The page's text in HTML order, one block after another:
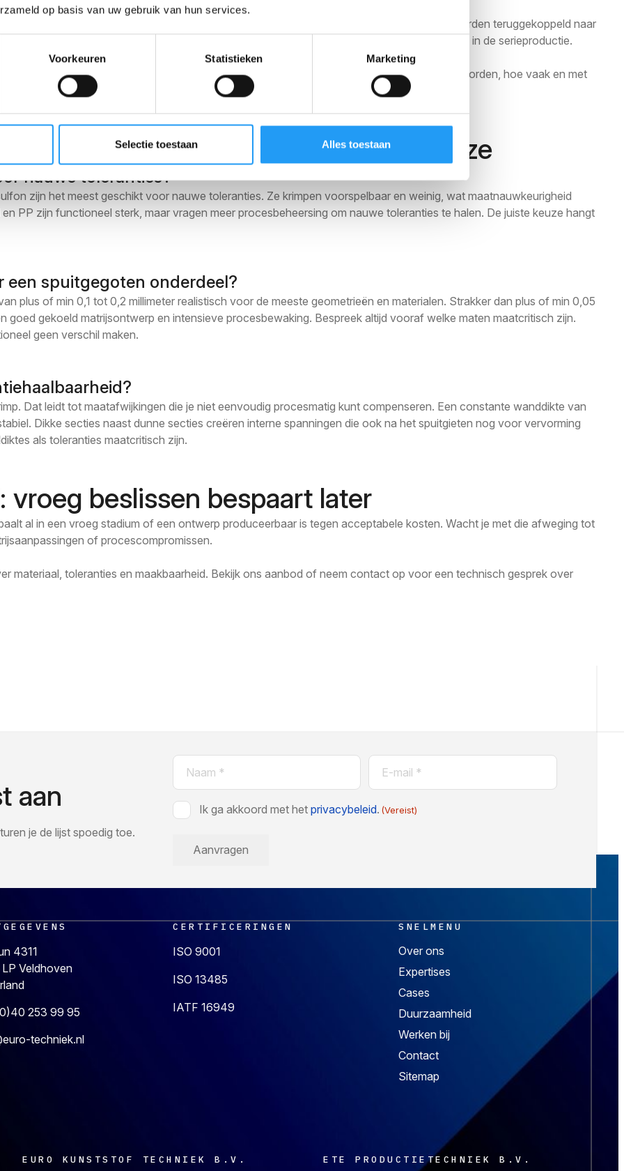
op basis van uw gebruik van hun services.
Voorkeuren Statistieken Marketing
Selectie toestaan Alles toestaan
waarbij alle maatvoering wordt gemeten en vergeleken met de tekening. Afwijkingen worden teruggekoppeld naar
als “dicht genoeg”. Daarna volgt statistische procescontrole voor maatcritische kenmerken in de serieproductie.
controleplan dat bij elk project wordt opgesteld. Dat plan beschrijft welke maten gemeten worden, hoe vaak en met
ook als de matrijs na twee jaar revisie ondergaat.
minimale toleranties en materiaalkeuze
nauwe toleranties?
zijn het meest geschikt voor nauwe toleranties. Ze krimpen voorspelbaar en weinig, wat maatnauwkeurigheid
PP zijn functioneel sterk, maar vragen meer procesbeheersing om nauwe toleranties te halen. De juiste keuze hangt
een spuitgegoten onderdeel?
plus of min 0,1 tot 0,2 millimeter realistisch voor de meeste geometrieën en materialen. Strakker dan plus of min 0,05
goed gekoeld matrijsontwerp en intensieve procesbewaking. Bespreek altijd vooraf welke maten maatcritisch zijn.
geen verschil maken.
Dat leidt tot maatafwijkingen die je niet eenvoudig procesmatig kunt compenseren. Een constante wanddikte van
Dikke secties naast dunne secties creëren interne spanningen die ook na het spuitgieten nog voor vervorming
als toleranties maatcritisch zijn.
vroeg beslissen bespaart later
al in een vroeg stadium of een ontwerp produceerbaar is tegen acceptabele kosten. Wacht je met die afweging tot
of procescompromissen.
materiaal, toleranties en maakbaarheid. Bekijk ons aanbod of neem contact op voor een technisch gesprek over
aan
je de lijst spoedig toe.
Naam
(Vereist)
E-
mail
Instemming
Ik ga akkoord met het privacybeleid. (Vereist)
4311
Veldhoven
253 99 95
techniek.nl
CERTIFICERINGEN
ISO 9001
ISO 13485
IATF 16949
SNELMENU
Over ons
Expertises
Cases
Duurzaamheid
Werken bij
Contact
Sitemap
EURO KUNSTSTOF TECHNIEK B.V. ETE PRODUCTIETECHNIEK B.V.